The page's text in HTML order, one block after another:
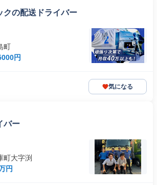
クの配送ドライバー
町
円
気になる
バー
町大字渕
円